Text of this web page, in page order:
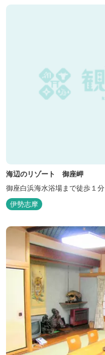
海辺のリゾート 御座岬
御座白浜海水浴場まで徒歩１分
伊勢志摩